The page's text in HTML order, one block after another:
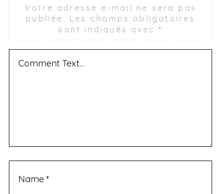
Votre adresse e-mail ne sera pas
publiée. Les champs obligatoires
sont indiqués avec*
f
o
: